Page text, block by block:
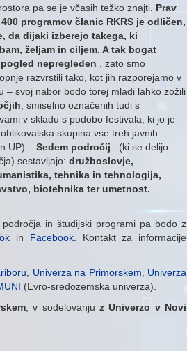
pa se je včasih težko znajti. Prav
programov članic RKRS je odličen,
da dijaki izberejo takega, ki
željam in ciljem. A tak bogat
nepregleden
, zato smo
razvrstili tako, kot jih razporejamo v
– svoj nabor bodo torej mladi lahko zožili
, smiselno označenih tudi s
v skladu s podobo festivala, ki jo je
skupina vse treh javnih
UP).
Sedem področij
(ki se delijo
sestavljajo: družboslovje,
tehnika in tehnologija,
biotehnika ter umetnost.
in študijski programi pa bodo z
in Facebook. Kontakt za informacije
Univerza na Primorskem
Univerza
(Evro-sredozemska univerza).
, v sodelovanju z Univerzo v Novi